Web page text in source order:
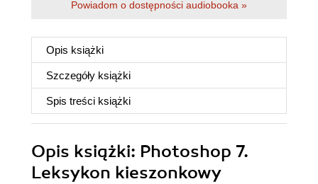
Powiadom o dostępności audiobooka »
Opis książki
Szczegóły książki
Spis treści książki
Opis książki: Photoshop 7.
Leksykon kieszonkowy